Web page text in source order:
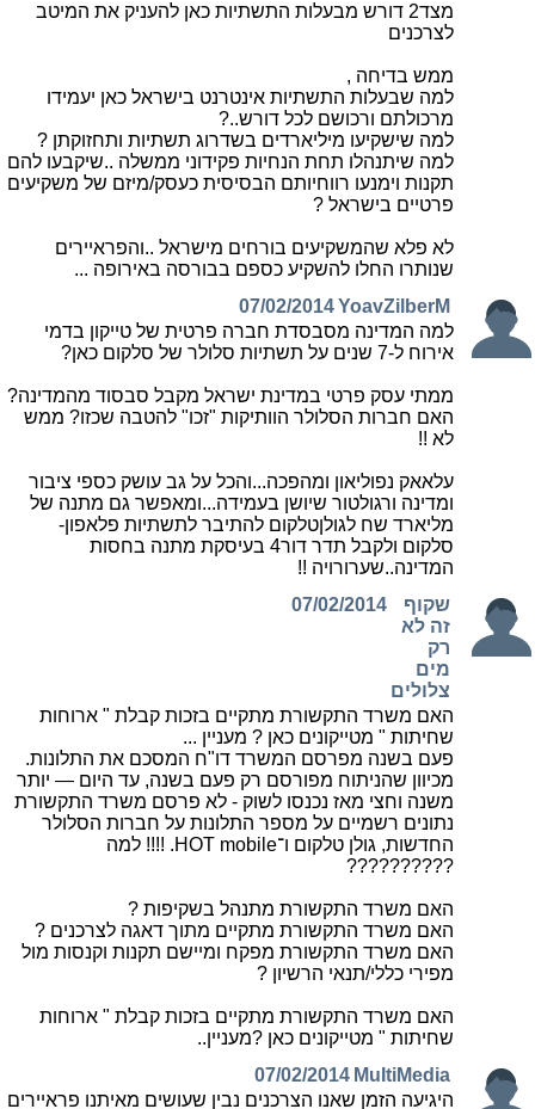
מצד2 דורש מבעלות התשתיות כאן להעניק את המיטב
לצרכנים
ממש בדיחה ,
למה שבעלות התשתיות אינטרנט בישראל כאן יעמידו
מרכולתם ורכושם לכל דורש..?
למה שישקיעו מיליארדים בשדרוג תשתיות ותחזוקתן ?
למה שיתנהלו תחת הנחיות פקידוני ממשלה ..שיקבעו להם
תקנות וימנעו רווחיותם הבסיסית כעסק/מיזם של משקיעים
פרטיים בישראל ?
לא פלא שהמשקיעים בורחים מישראל ..והפראיירים
שנותרו החלו להשקיע כספם בבורסה באירופה ...
YoavZilberM
07/02/2014
למה המדינה מסבסדת חברה פרטית של טייקון בדמי
אירוח ל-7 שנים על תשתיות סלולר של סלקום כאן?
ממתי עסק פרטי במדינת ישראל מקבל סבסוד מהמדינה?
האם חברות הסלולר הוותיקות "זכו" להטבה שכזו? ממש
לא !!
עלאאק נפוליאון ומהפכה...והכל על גב עושק כספי ציבור
ומדינה ורגולטור שיושן בעמידה...ומאפשר גם מתנה של
מליארד שח לגולןטלקום להתיבר לתשתיות פלאפון-
סלקום ולקבל תדר דור4 בעיסקת מתנה בחסות
המדינה..שערורויה !!
שקוף
זה לא
רק
מים
צלולים
07/02/2014
האם משרד התקשורת מתקיים בזכות קבלת " ארוחות
שחיתות " מטייקונים כאן ? מעניין ...
פעם בשנה מפרסם המשרד דו"ח המסכם את התלונות.
מכיוון שהניתוח מפורסם רק פעם בשנה, עד היום — יותר
משנה וחצי מאז נכנסו לשוק - לא פרסם משרד התקשורת
נתונים רשמיים על מספר התלונות על חברות הסלולר
החדשות, גולן טלקום ו־HOT mobile. !!!! למה
??????????
האם משרד התקשורת מתנהל בשקיפות ?
האם משרד התקשורת מתקיים מתוך דאגה לצרכנים ?
האם משרד התקשורת מפקח ומיישם תקנות וקנסות מול
מפירי כללי/תנאי הרשיון ?
האם משרד התקשורת מתקיים בזכות קבלת " ארוחות
שחיתות " מטייקונים כאן ?מעניין..
MuItiMedia
07/02/2014
היגיעה הזמן שאנו הצרכנים נבין שעושים מאיתנו פראיירים